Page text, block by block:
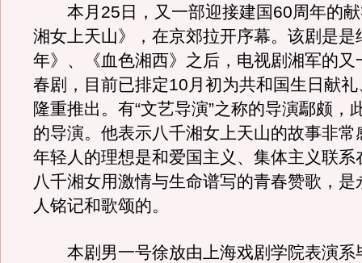
本月25日，又一部迎接建国60周年的献
湘女上天山》，在京郊拉开序幕。该剧是是
年》、《血色湘西》之后，电视剧湘军的又
春剧，目前已排定10月初为共和国生日献
隆重推出。有“文艺导演”之称的导演鄢颇，
的导演。他表示八千湘女上天山的故事非常
年轻人的理想是和爱国主义、集体主义联系
八千湘女用激情与生命谱写的青春赞歌，是
人铭记和歌颂的。
本剧男一号徐放由上海戏剧学院表演系